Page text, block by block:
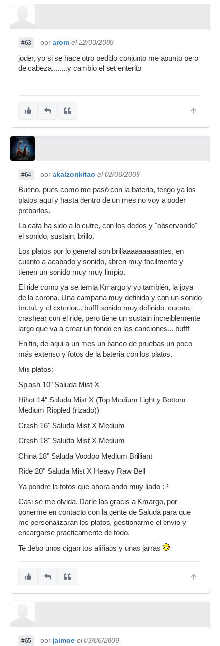
#63 por arom el 22/03/2009
joder, yo si se hace otro pedido conjunto me apunto pero
de cabeza........y cambio el set enterito
#64 por akalzonkitao el 02/06/2009
Bueno, pues como me pasó con la bateria, tengo ya los
platos aqui y hasta dentro de un mes no voy a poder
probarlos.
La cata ha sido a lo cutre, con los dedos y "observando"
el sonido, sustain, brillo.
Los platos por lo general son brillaaaaaaaaantes, en
cuanto a acabado y sonido, abren muy facilmente y
tienen un sonido muy muy limpio.
El ride como ya se temia Kmargo y yo también, la joya
de la corona. Una campana muy definida y con un sonido
brutal, y el exterior... bufff sonido muy definido, cuesta
crashear con el ride, pero tiene un sustain increiblemente
largo que va a crear un fondo en las canciones... bufff
En fin, de aqui a un mes un banco de pruebas un poco
más extenso y fotos de la bateria con los platos.
Mis platos:
Splash 10" Saluda Mist X
Hihat 14" Saluda Mist X (Top Medium Light y Bottom
Medium Rippled (rizado))
Crash 16" Saluda Mist X Medium
Crash 18" Saluda Mist X Medium
China 18" Saluda Voodoo Medium Brilliant
Ride 20" Saluda Mist X Heavy Raw Bell
Ya pondre la fotos que ahora ando muy liado :P
Casi se me olvida. Darle las gracis a Kmargo, por
ponerme en contacto con la gente de Saluda para que
me personalizaran los platos, gestionarme el envio y
encargarse practicamente de todo.
Te debo unos cigarritos aliñaos y unas jarras
#65 por jaimoe el 03/06/2009